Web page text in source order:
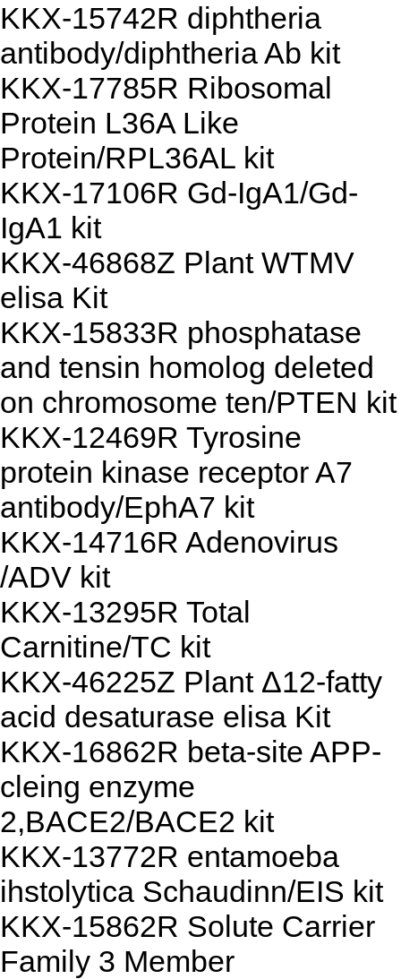
KKX-15742R diphtheria
antibody/diphtheria Ab kit
KKX-17785R Ribosomal
Protein L36A Like
Protein/RPL36AL kit
KKX-17106R Gd-IgA1/Gd-
IgA1 kit
KKX-46868Z Plant WTMV
elisa Kit
KKX-15833R phosphatase
and tensin homolog deleted
on chromosome ten/PTEN kit
KKX-12469R Tyrosine
protein kinase receptor A7
antibody/EphA7 kit
KKX-14716R Adenovirus
/ADV kit
KKX-13295R Total
Carnitine/TC kit
KKX-46225Z Plant Δ12-fatty
acid desaturase elisa Kit
KKX-16862R beta-site APP-
cleing enzyme
2,BACE2/BACE2 kit
KKX-13772R entamoeba
ihstolytica Schaudinn/EIS kit
KKX-15862R Solute Carrier
Family 3 Member